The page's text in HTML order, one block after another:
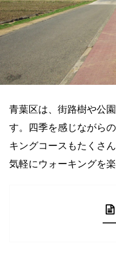
青葉区は、街路樹や公
す。四季を感じながら
キングコースもたくさ
気軽にウォーキングを